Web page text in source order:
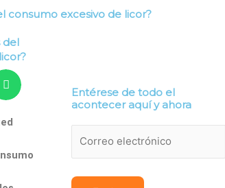
consumo excesivo de licor?
del
Entérese de todo el
acontecer aquí y ahora